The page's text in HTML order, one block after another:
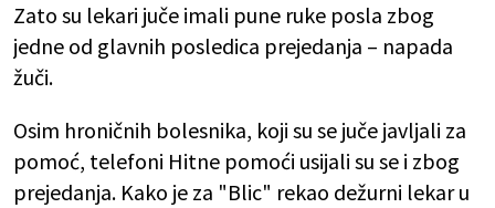
Zato su lekari juče imali pune ruke posla zbog
jedne od glavnih posledica prejedanja – napada
žuči.
Osim hroničnih bolesnika, koji su se juče javljali za
pomoć, telefoni Hitne pomoći usijali su se i zbog
prejedanja. Kako je za "Blic" rekao dežurni lekar u